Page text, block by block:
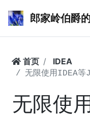
郎家岭伯爵
首页 IDEA
无限使用IDEA
无限使